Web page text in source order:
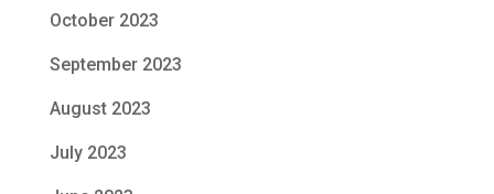
October 2023
September 2023
August 2023
July 2023